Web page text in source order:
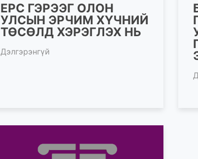
EPC ГЭРЭЭГ ОЛОН
УЛСЫН ЭРЧИМ ХҮЧНИЙ
ТӨСӨЛД ХЭРЭГЛЭХ НЬ
Дэлгэрэнгүй